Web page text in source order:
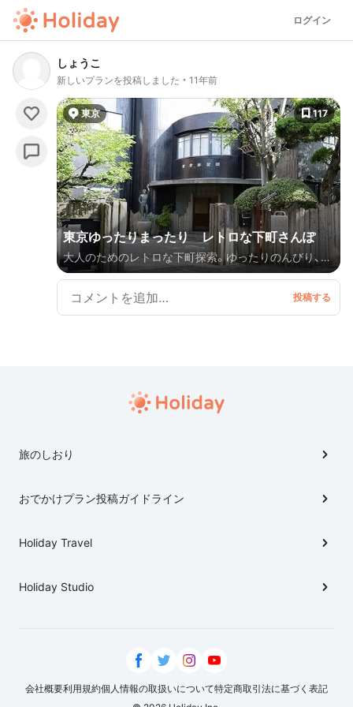
ログイン
しょうこ
新しいプランを投稿しました 11年前
東京 117
東京ゆったりまったり レトロな下町さんぽ
大人のためのレトロな下町探索。ゆったりのんびり、人
気の谷根千のまちあるきコースです。
旅のしおり
おでかけプラン投稿ガイドライン
Holiday Travel
Holiday Studio
会社概要利用規約個人情報の取扱いについて特定商取引法に基づく表記